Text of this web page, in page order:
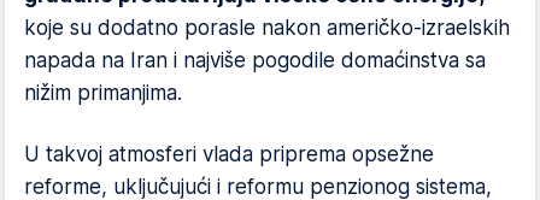
koje su dodatno porasle nakon američko-izraelskih
napada na Iran i najviše pogodile domaćinstva sa
nižim primanjima.
U takvoj atmosferi vlada priprema opsežne
reforme, uključujući i reformu penzionog sistema,